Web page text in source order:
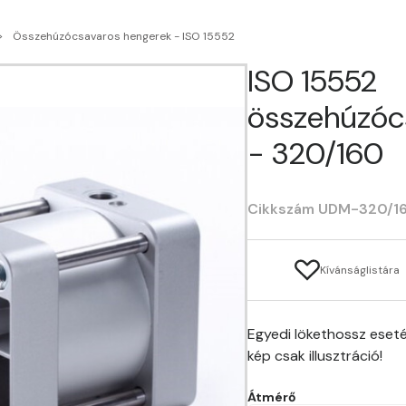
Összehúzócsavaros hengerek - ISO 15552
ISO 15552
- 320/160
Cikkszám UDM-320/
Kívánságlistára
Egyedi lökethossz
kép csak illusztráció!
Átmérő